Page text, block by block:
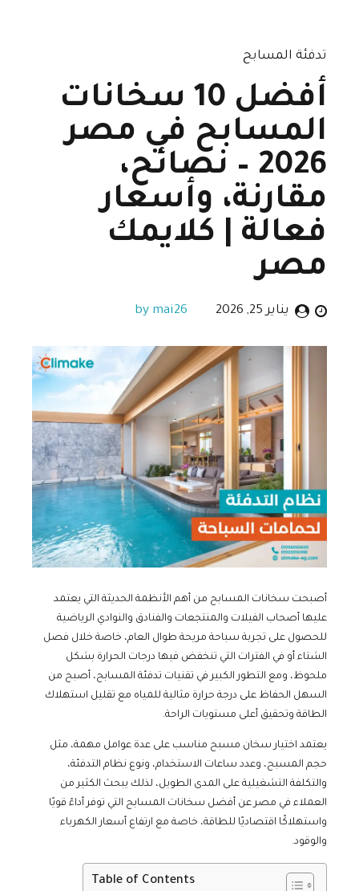
تدفئة المسابح
أفضل 10 سخانات
المسابح في مصر
2026 – نصائح،
مقارنة، وأسعار
فعالة | كلايمك
مصر
يناير 25, 2026 by mai26
أصبحت سخانات المسابح من أهم الأنظمة الحديثة التي يعتمد
عليها أصحاب الفيلات والمنتجعات والفنادق والنوادي الرياضية
للحصول على تجربة سباحة مريحة طوال العام، خاصة خلال فصل
الشتاء أو في الفترات التي تنخفض فيها درجات الحرارة بشكل
ملحوظ، ومع التطور الكبير في تقنيات تدفئة المسابح، أصبح من
السهل الحفاظ على درجة حرارة مثالية للمياه مع تقليل استهلاك
الطاقة وتحقيق أعلى مستويات الراحة.
يعتمد اختيار سخان مسبح مناسب على عدة عوامل مهمة، مثل
حجم المسبح، وعدد ساعات الاستخدام، ونوع نظام التدفئة،
والتكلفة التشغيلية على المدى الطويل، لذلك يبحث الكثير من
العملاء في مصر عن أفضل سخانات المسابح التي توفر أداءً قويًا
واستهلاكًا اقتصاديًا للطاقة، خاصة مع ارتفاع أسعار الكهرباء
والوقود.
Table of Contents